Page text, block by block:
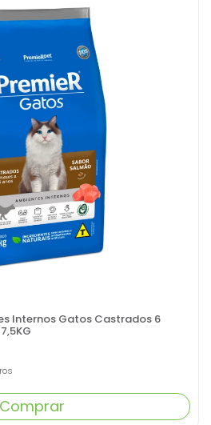
Internos Gatos Castrados 6
Comprar